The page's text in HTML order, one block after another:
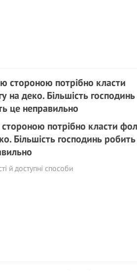
потрібно класти
Більшість господинь
й доступні способи